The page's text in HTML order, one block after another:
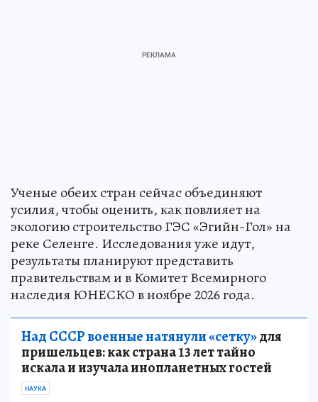
Ученые обеих стран сейчас объединяют
усилия, чтобы оценить, как повлияет на
экологию строительство ГЭС «Эгийн-Гол» на
реке Селенге. Исследования уже идут,
результаты планируют представить
правительствам и в Комитет Всемирного
наследия ЮНЕСКО в ноябре 2026 года.
Над СССР военные натянули «сетку»для
пришельцев: как страна 13 лет тайно
искала и изучала инопланетных гостей
НАУКА